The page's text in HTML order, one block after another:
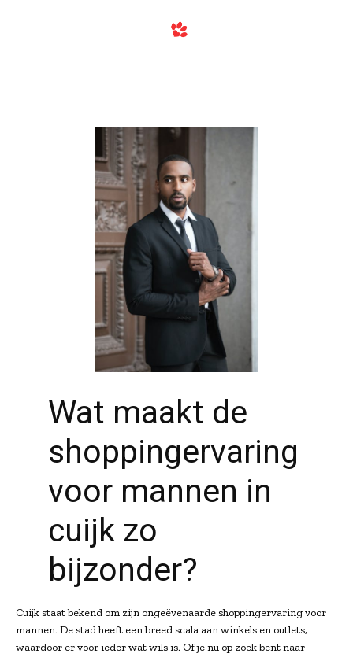
Wat maakt de
shoppingervaring
voor mannen in
cuijk zo
bijzonder?
Cuijk staat bekend om zijn ongeëvenaarde shoppingervaring voor
mannen. De stad heeft een breed scala aan winkels en outlets,
waardoor er voor ieder wat wils is. Of je nu op zoek bent naar